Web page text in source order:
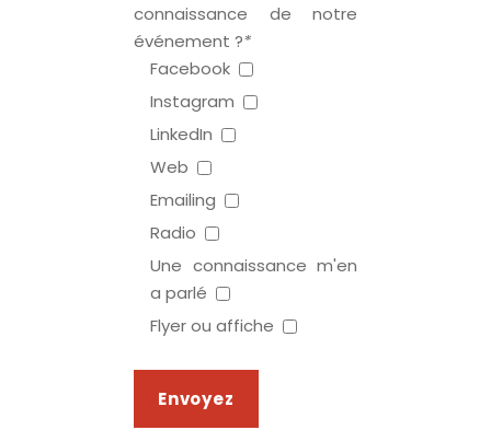
connaissance de notre
événement ?*
Facebook
Instagram
LinkedIn
Web
Emailing
Radio
Une connaissance m'en
a parlé
Flyer ou affiche